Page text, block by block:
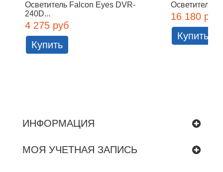
Осветитель Falcon Eyes DVR-
240D...
4 275 руб
Купить
Осветитель
16 180 руб
Купить
ИНФОРМАЦИЯ
МОЯ УЧЕТНАЯ ЗАПИСЬ